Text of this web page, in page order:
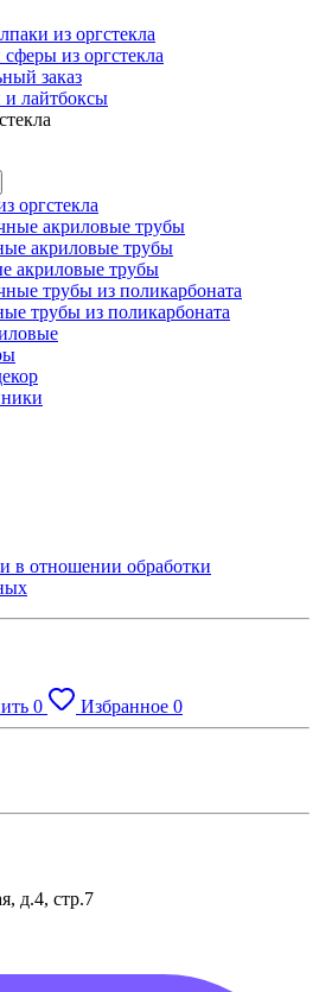
из оргстекла
из оргстекла
заказ
лайтбоксы
оргстекла
акриловые трубы
акриловые трубы
акриловые трубы
трубы из поликарбоната
трубы из поликарбоната
в отношении обработки
0 Избранное 0
д.4, стр.7